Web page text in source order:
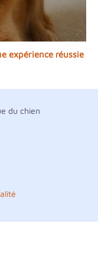
expérience réussie
du chien